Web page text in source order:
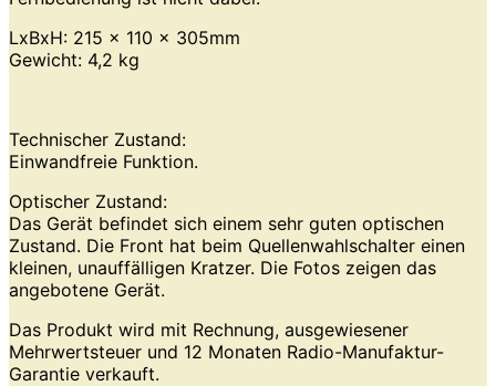
LxBxH: 215 x 110 x 305mm
Gewicht: 4,2 kg
Technischer Zustand:
Einwandfreie Funktion.
Optischer Zustand:
Das Gerät befindet sich einem sehr guten optischen
Zustand. Die Front hat beim Quellenwahlschalter einen
kleinen, unauffälligen Kratzer. Die Fotos zeigen das
angebotene Gerät.
Das Produkt wird mit Rechnung, ausgewiesener
Mehrwertsteuer und 12 Monaten Radio-Manufaktur-
Garantie verkauft.